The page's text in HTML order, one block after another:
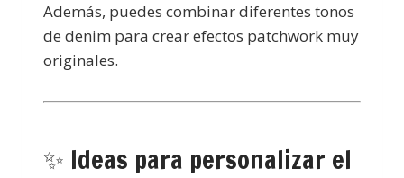
Además, puedes combinar diferentes tonos
de denim para crear efectos patchwork muy
originales.
✨ Ideas para personalizar el